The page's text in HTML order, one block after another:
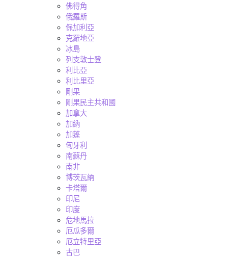
佛得角
俄羅斯
保加利亞
克羅地亞
冰島
列支敦士登
利比亞
利比里亞
剛果
剛果民主共和國
加拿大
加納
加蓬
匈牙利
南蘇丹
南非
博茨瓦納
卡塔爾
印尼
印度
危地馬拉
厄瓜多爾
厄立特里亞
古巴